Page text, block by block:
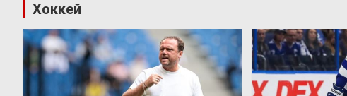
Хоккей